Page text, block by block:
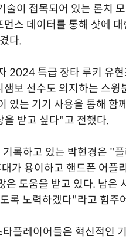
술이 접목되어 있는 론치
스 데이터를 통해 샷에
다.
2024 특급 장타 루키 유
보 선수도 의지하는 스
있는 기기 사용을 통해 함
을 받고 싶다"고 전했다.
록하고 있는 박현경은 "
가 용이하고 핸드폰 어플
은 도움을 받고 있다. 남은
록 노력하겠다"라고 힘주
플레이어들은 혁신적인